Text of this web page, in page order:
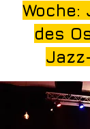
Woche:
des